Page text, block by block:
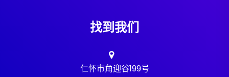
找到我们
仁怀市角迎谷199号